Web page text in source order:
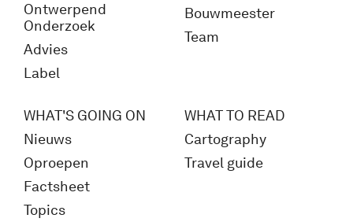
Ontwerpend
Onderzoek
Advies
Label
Bouwmeester
Team
WHAT'S GOING ON
Nieuws
Oproepen
Factsheet
Topics
WHAT TO READ
Cartography
Travel guide